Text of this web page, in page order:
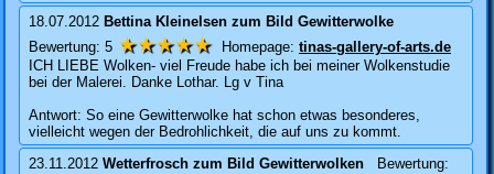
18.07.2012 Bettina Kleinelsen zum Bild Gewitterwolke
Bewertung: 5 ★★★★★ Homepage: tinas-gallery-of-arts.de
ICH LIEBE Wolken- viel Freude habe ich bei meiner Wolkenstudie
bei der Malerei. Danke Lothar. Lg v Tina
Antwort: So eine Gewitterwolke hat schon etwas besonderes,
vielleicht wegen der Bedrohlichkeit, die auf uns zu kommt.
23.11.2012 Wetterfrosch zum Bild Gewitterwolken Bewertung: